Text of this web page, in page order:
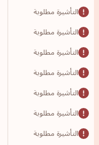
التأشيرة مطلوبة
التأشيرة مطلوبة
التأشيرة مطلوبة
التأشيرة مطلوبة
التأشيرة مطلوبة
التأشيرة مطلوبة
التأشيرة مطلوبة